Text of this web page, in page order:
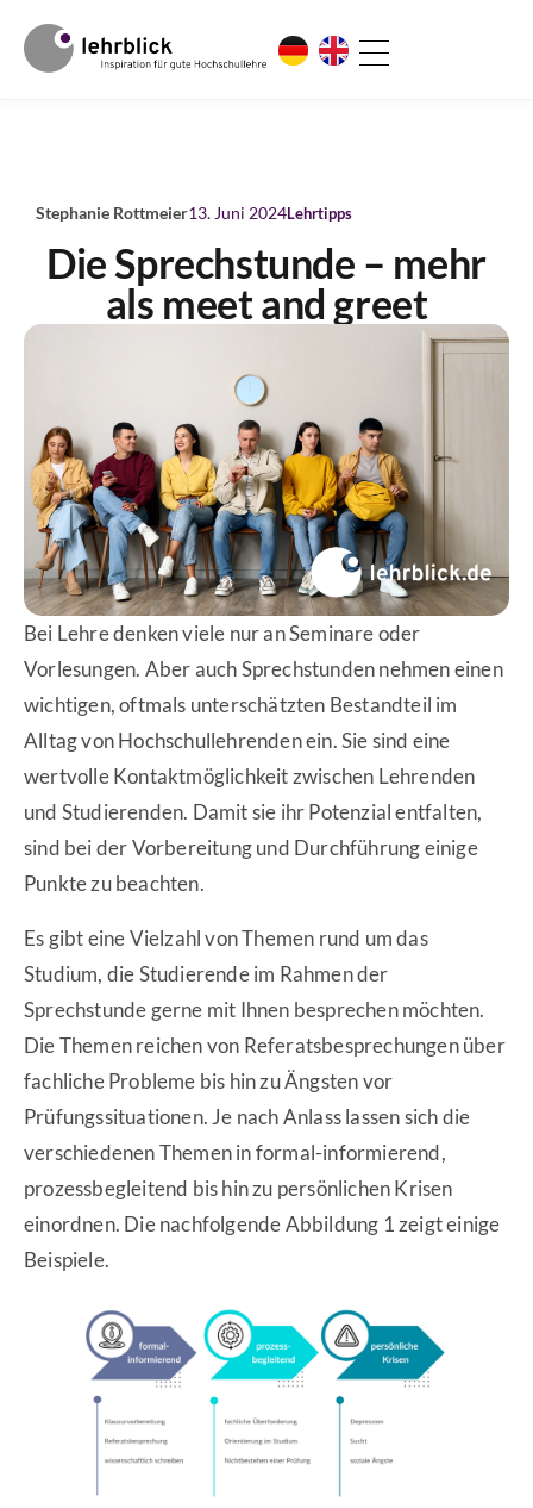
Stephanie Rottmeier13. Juni 2024Lehrtipps
Die Sprechstunde – mehr
als meet and greet
Bei Lehre denken viele nur an Seminare oder
Vorlesungen. Aber auch Sprechstunden nehmen einen
wichtigen, oftmals unterschätzten Bestandteil im
Alltag von Hochschullehrenden ein. Sie sind eine
wertvolle Kontaktmöglichkeit zwischen Lehrenden
und Studierenden. Damit sie ihr Potenzial entfalten,
sind bei der Vorbereitung und Durchführung einige
Punkte zu beachten.
Es gibt eine Vielzahl von Themen rund um das
Studium, die Studierende im Rahmen der
Sprechstunde gerne mit Ihnen besprechen möchten.
Die Themen reichen von Referatsbesprechungen über
fachliche Probleme bis hin zu Ängsten vor
Prüfungssituationen. Je nach Anlass lassen sich die
verschiedenen Themen in formal-informierend,
prozessbegleitend bis hin zu persönlichen Krisen
einordnen. Die nachfolgende Abbildung 1 zeigt einige
Beispiele.